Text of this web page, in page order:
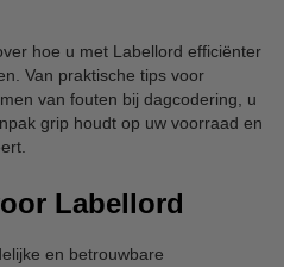
hoe u met Labellord efficiënter
Van praktische tips voor
van fouten bij dagcodering, u
grip houdt op uw voorraad en
Labellord
en betrouwbare